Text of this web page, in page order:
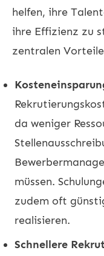
helfen, ihre
ihre Effizienz zu
zentralen
da weniger
müssen.
zudem oft
realisieren.
Schnellere